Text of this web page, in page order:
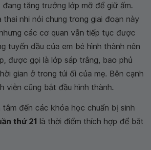
đang tăng trưởng lớp mỡ để giữ ấm.
thai nhi nói chung trong giai đoạn này
các cơ quan vẫn tiếp tục được
tuyến dầu của em bé hình thành nên
được gọi là lớp sáp trắng, bao phủ
gian ở trong túi ối của mẹ. Bên cạnh
viễn cũng bắt đầu hình thành.
tâm đến các khóa học chuẩn bị sinh
thứ 21 là thời điểm thích hợp để bắt